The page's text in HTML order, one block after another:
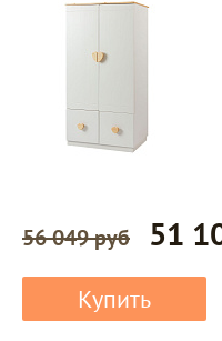
56 049 руб 51
Купить